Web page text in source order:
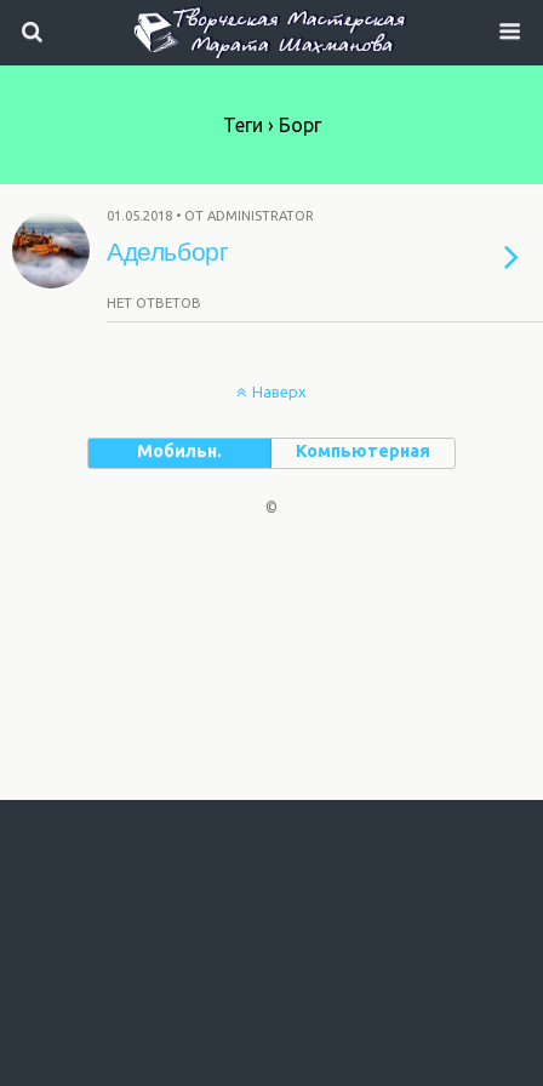
Теги › Борг
01.05.2018 • ОТ ADMINISTRATOR
Адельборг
НЕТ ОТВЕТОВ
Наверх
Мобильн. Компьютерная
©